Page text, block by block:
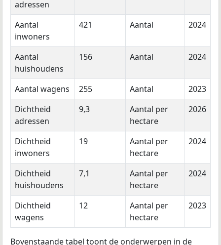
adressen
Aantal
inwoners
421 Aantal 2024
Aantal
huishoudens
156 Aantal 2024
Aantal wagens 255 Aantal
2023
Dichtheid
adressen
9,3
Aantal per
hectare
2026
Dichtheid
inwoners
19
Aantal per
hectare
2024
Dichtheid
huishoudens
7,1
Aantal per
hectare
2024
Dichtheid
wagens
12
Aantal per
hectare
2023
Bovenstaande tabel toont de onderwerpen in de